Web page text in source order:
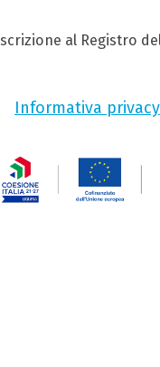
Iscrizione al Registro
Informativa privacy